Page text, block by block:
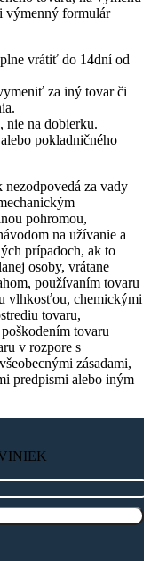
výmenný formulár
vrátiť do 14dní od
za iný tovar či
nie na dobierku.
pokladničného
za vady
pohromou,
na užívanie a
prípadoch, ak to
osoby, vrátane
používaním tovaru
vlhkosťou, chemickými
tovaru,
tovaru
v rozpore s
zásadami,
predpismi alebo iným